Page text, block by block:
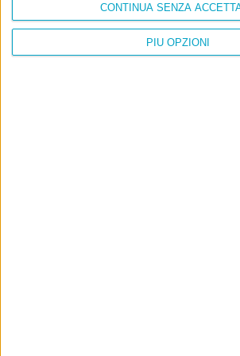
PIÙ OPZIONI
CONTINUA SENZA